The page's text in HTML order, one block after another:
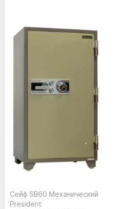
Сейф SB60 Механический
President